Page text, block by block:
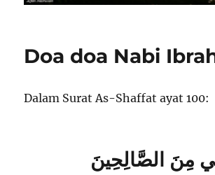
Doa doa Nabi
Dalam Surat As-Shaffat ayat 100:
مِنَ الصَّالِحِينَ